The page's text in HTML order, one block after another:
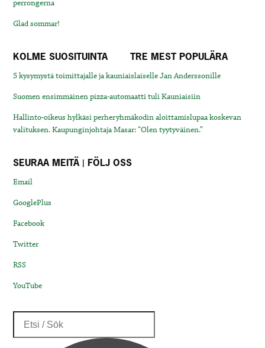
perrongerna
Glad sommar!
KOLME SUOSITUINTA TRE MEST POPULÄRA
5 kysymystä toimittajalle ja kauniaislaiselle Jan Anderssonille
Suomen ensimmäinen pizza-automaatti tuli Kauniaisiin
Hallinto-oikeus hylkäsi perheryhmäkodin aloittamislupaa koskevan
valituksen. Kaupunginjohtaja Masar: “Olen tyytyväinen.”
SEURAA MEITÄ | FÖLJ OSS
Email
GooglePlus
Facebook
Twitter
RSS
YouTube